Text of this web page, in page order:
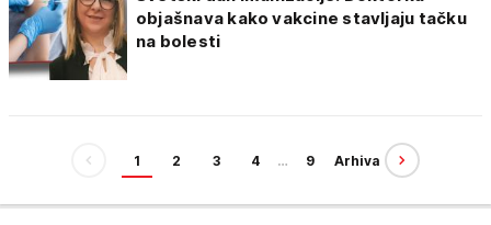
objašnava kako vakcine stavljaju tačku
na bolesti
1 2 3 4 … 9 Arhiva